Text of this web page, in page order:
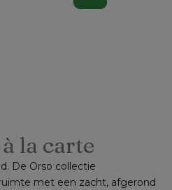
la carte
De Orso collectie
met een zacht, afgerond